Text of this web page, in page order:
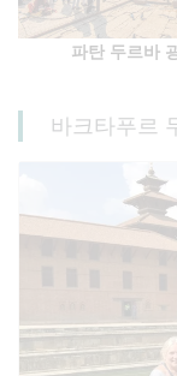
파탄 두르바
바크타푸르